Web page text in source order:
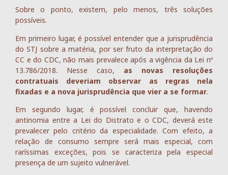
Sobre o ponto, existem, pelo menos, três soluções
possíveis.
Em primeiro lugar, é possível entender que a jurisprudência
do STJ sobre a matéria, por ser fruto da interpretação do
CC e do CDC, não mais prevalece após a vigência da Lei nº
13.786/2018. Nesse caso, as novas resoluções
contratuais deveriam observar as regras nela
fixadas e a nova jurisprudência que vier a se formar.
Em segundo lugar, é possível concluir que, havendo
antinomia entre a Lei do Distrato e o CDC, deverá este
prevalecer pelo critério da especialidade. Com efeito, a
relação de consumo sempre será mais especial, com
raríssimas exceções, pois se caracteriza pela especial
presença de um sujeito vulnerável.